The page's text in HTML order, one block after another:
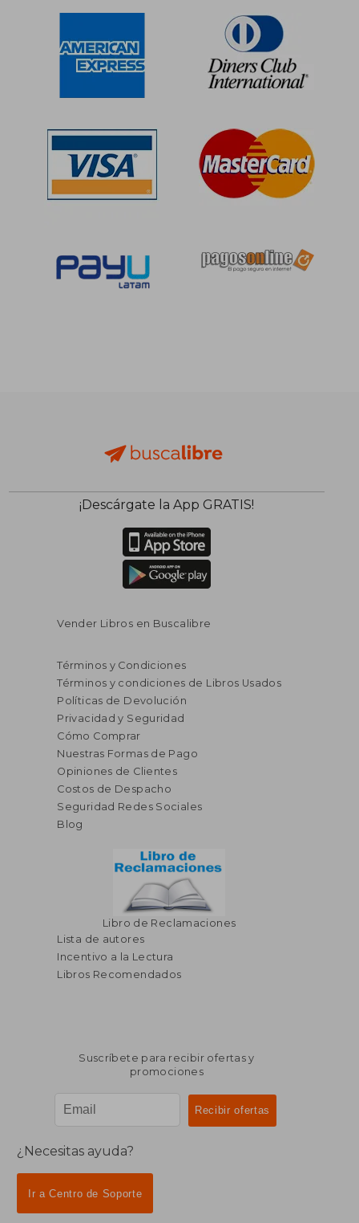
55%
dcto.
S/ 263,31
S/ 118,49
¡Descárgate la App GRATIS!
Vender Libros en Buscalibre
Términos y Condiciones
Términos y condiciones de Libros Usados
Políticas de Devolución
Privacidad y Seguridad
Cómo Comprar
Nuestras Formas de Pago
Opiniones de Clientes
Costos de Despacho
Seguridad Redes Sociales
Blog
Libro de Reclamaciones
Lista de autores
Incentivo a la Lectura
Libros Recomendados
Suscríbete para recibir ofertas y
promociones
¿Necesitas ayuda?
Ir a Centro de Soporte